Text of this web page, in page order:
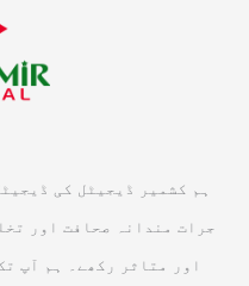
ہم کشمیر ڈیجیٹل کی
جرات مندانہ صحافت اور
اور متاثر رکھے۔ ہم آپ